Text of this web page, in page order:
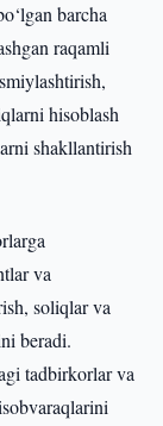
barcha
raqamli
hisoblash
shakllantirish
va
soliqlar va
beradi.
tadbirkorlar va